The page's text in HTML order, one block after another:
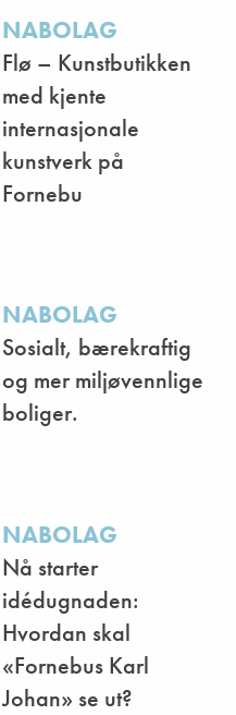
NABOLAG
Flø – Kunstbutikken
med kjente
internasjonale
kunstverk på
Fornebu
NABOLAG
Sosialt, bærekraftig
og mer miljøvennlige
boliger.
NABOLAG
Nå starter
idédugnaden:
Hvordan skal
«Fornebus Karl
Johan» se ut?